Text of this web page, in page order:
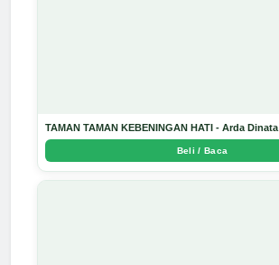
TAMAN TAMAN KEBENINGAN HATI - Arda Dinata
Beli / Baca